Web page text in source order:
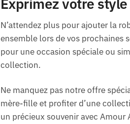
N’attendez plus pour ajouter la
ensemble lors de vos prochaines
pour une occasion spéciale ou
collection.
Ne manquez pas notre offre
mère-fille et profiter d’une
un précieux souvenir avec Amour